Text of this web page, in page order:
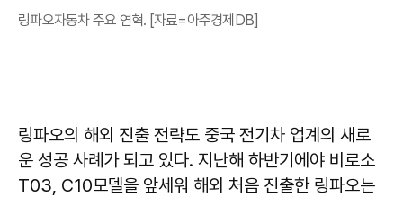
링파오자동차 주요 연혁. [자료=아주경제DB]
링파오의 해외 진출 전략도 중국 전기차 업계의 새로
운 성공 사례가 되고 있다. 지난해 하반기에야 비로소
T03, C10모델을 앞세워 해외 처음 진출한 링파오는